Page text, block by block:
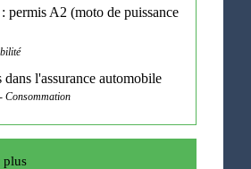
permis A2 (moto de puissance
dans l'assurance automobile
Consommation
plus